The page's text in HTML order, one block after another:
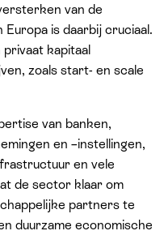
van de
is daarbij cruciaal.
kapitaal
zoals start- en scale
van banken,
en –instellingen,
en vele
de sector klaar om
partners te
duurzame economische